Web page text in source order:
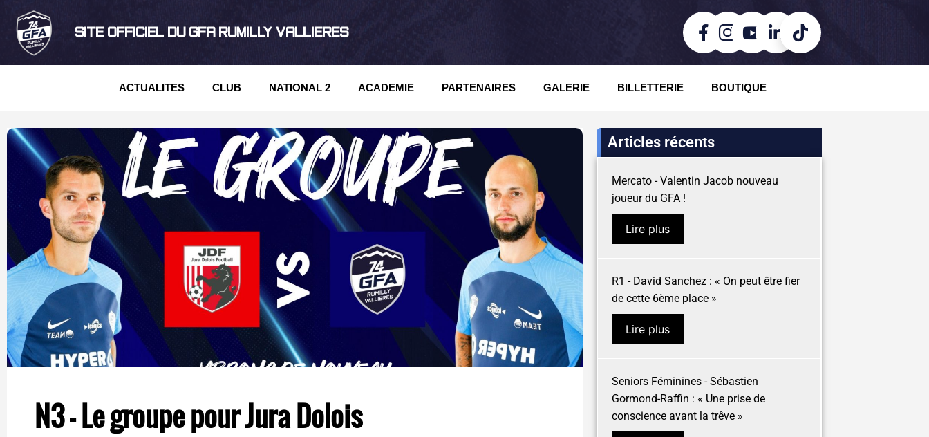
SITE OFFICIEL DU GFA RUMILLY VALLIERES
ACTUALITES CLUB NATIONAL 2 ACADEMIE PARTENAIRES GALERIE BILLETTERIE BOUTIQUE
N3 – Le groupe pour Jura Dolois
Articles récents
Mercato - Valentin Jacob nouveau
joueur du GFA !
Lire plus
R1 - David Sanchez : « On peut être fier
de cette 6ème place »
Lire plus
Seniors Féminines - Sébastien
Gormond-Raffin : « Une prise de
conscience avant la trêve »